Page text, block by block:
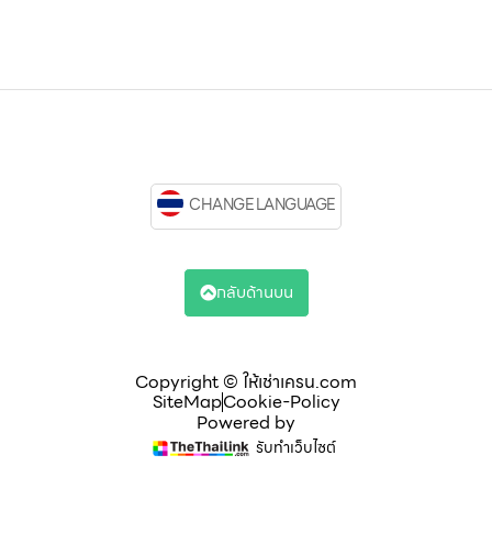
Copyright © ให้เช่าเครน.com
SiteMapCookie-Policy
Powered by
รับทำเว็บไซต์
CHANGE LANGUAGE
กลับด้านบน